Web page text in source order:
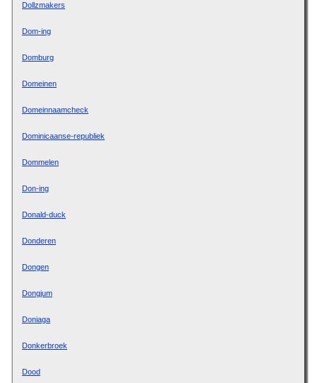
Dollzmakers
Dom-ing
Domburg
Domeinen
Domeinnaamcheck
Dominicaanse-republiek
Dommelen
Don-ing
Donald-duck
Donderen
Dongen
Dongjum
Doniaga
Donkerbroek
Dood